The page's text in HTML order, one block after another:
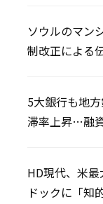
ソウルのマン
制改正による
5大銀行も地
滞率上昇…融
HD現代、米
ドックに「知